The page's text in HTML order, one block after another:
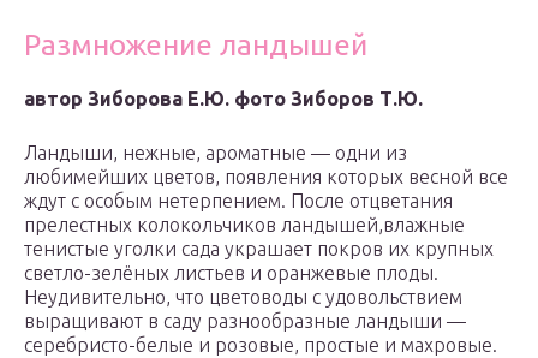
Размножение ландышей
автор Зиборова Е.Ю. фото Зиборов Т.Ю.
Ландыши, нежные, ароматные — одни из
любимейших цветов, появления которых весной все
ждут с особым нетерпением. После отцветания
прелестных колокольчиков ландышей,влажные
тенистые уголки сада украшает покров их крупных
светло-зелёных листьев и оранжевые плоды.
Неудивительно, что цветоводы с удовольствием
выращивают в саду разнообразные ландыши —
серебристо-белые и розовые, простые и махровые.